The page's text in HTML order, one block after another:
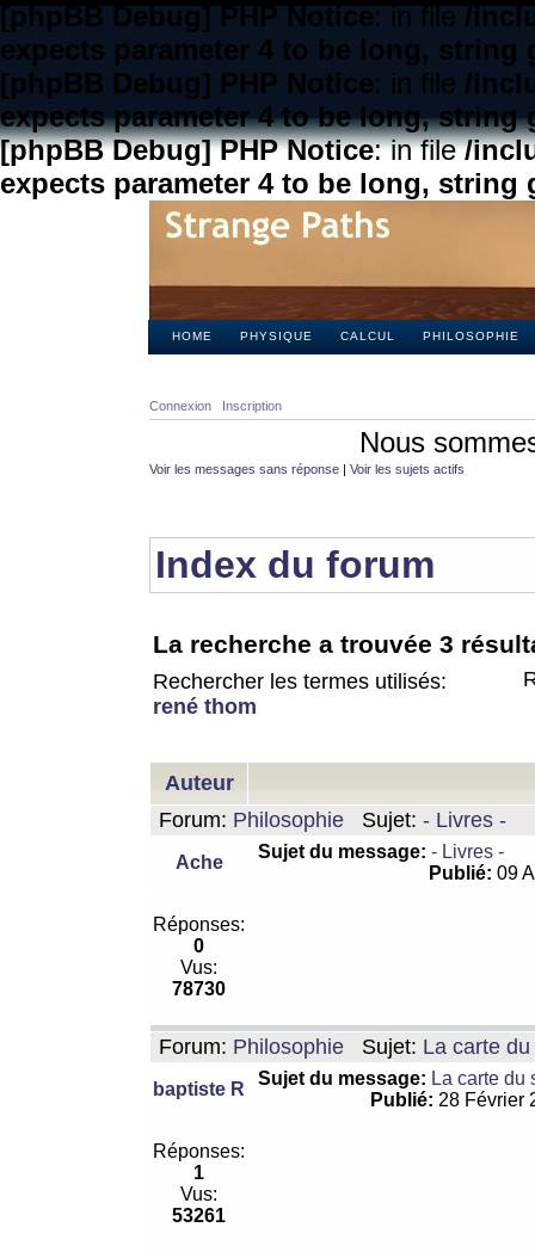
[phpBB Debug] PHP Notice: in file/
expects parameter 4 to be long, string
[phpBB Debug] PHP Notice: in file /
expects parameter 4 to be long, string
[phpBB Debug] PHP Notice: in file/
expects parameter 4 to be long, string
HOME PHYSIQUE CALCUL PHILOSOPHIE
Connexion Inscription
Nous
Voir les messages sans réponse | Voir les sujets actifs
Index du forum
La recherche a trouvée 3
Rechercher les termes utilisés:
rené thom
Auteur
Forum: Philosophie Sujet: - Livres -
Ache
Sujet du message: - Livres -
Publié: 09
Réponses:
0
Vus:
78730
Forum: Philosophie Sujet: La carte
baptiste R
Sujet du message: La carte du
Publié: 28 Février
Réponses:
1
Vus:
53261